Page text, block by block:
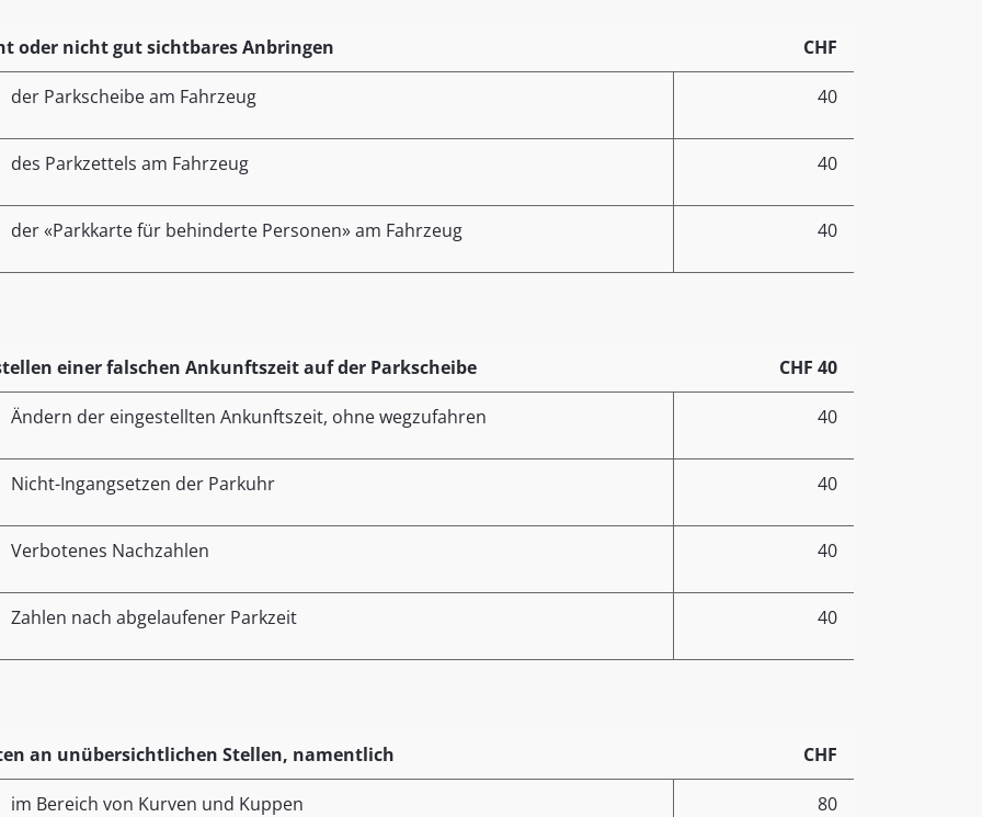
oder nicht gut sichtbares Anbringen CHF
der Parkscheibe am Fahrzeug 40
des Parkzettels am Fahrzeug 40
der «Parkkarte für behinderte Personen» am Fahrzeug 40
einer falschen Ankunftszeit auf der Parkscheibe CHF 40
Ändern der eingestellten Ankunftszeit, ohne wegzufahren 40
Nicht-Ingangsetzen der Parkuhr 40
Verbotenes Nachzahlen 40
Zahlen nach abgelaufener Parkzeit 40
an unübersichtlichen Stellen, namentlich CHF
im Bereich von Kurven und Kuppen 80